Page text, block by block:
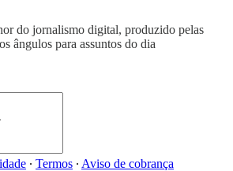
do jornalismo digital, produzido pelas
ângulos para assuntos do dia
∙ Termos ∙ Aviso de cobrança